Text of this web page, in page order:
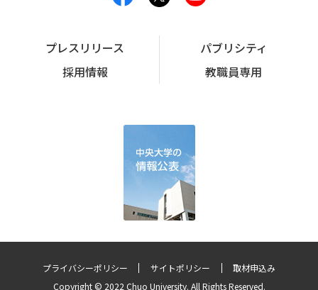
プレスリリース
パブリシティ
採用情報
教職員専用
プライバシーポリシー サイトポリシー
取材申込み
Copyright © 2022 Chuo University. All Rights Reserved.